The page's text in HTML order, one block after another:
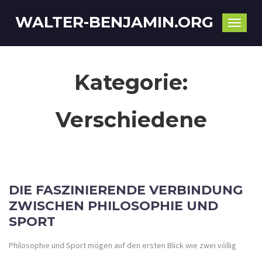
Toggle
WALTER-BENJAMIN.ORG
Kategorie:
Verschiedene
DIE FASZINIERENDE VERBINDUNG
ZWISCHEN PHILOSOPHIE UND
SPORT
Philosophie und Sport mögen auf den ersten Blick wie zwei völlig